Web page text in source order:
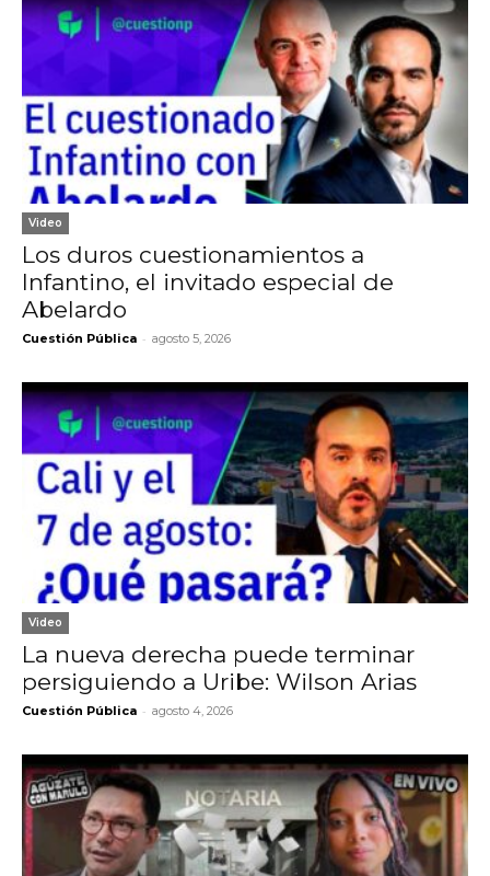
Video
Los duros cuestionamientos a
Infantino, el invitado especial de
Abelardo
Cuestión Pública - agosto 5, 2026
Video
La nueva derecha puede terminar
persiguiendo a Uribe: Wilson Arias
Cuestión Pública - agosto 4, 2026